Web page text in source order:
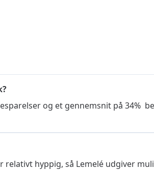
og et gennemsnit på 34%
hyppig, så Lemelé udgiver